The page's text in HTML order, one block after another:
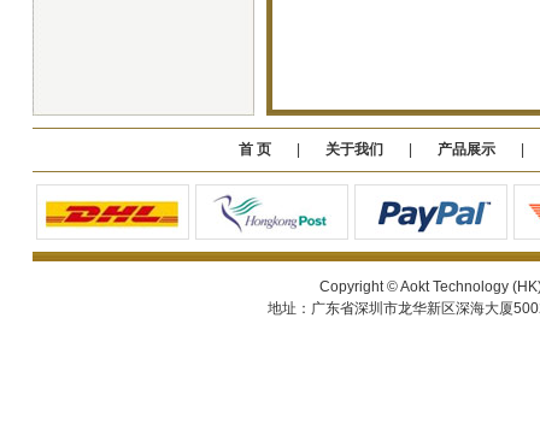
首 页| 关于我们 产品展示
Copyright © Aokt Technology
地址：广东省深圳市龙华新区深海大厦